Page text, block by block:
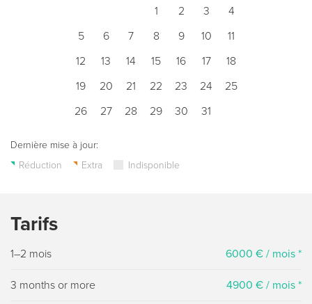
1 2 3
4
5
6 7 8 9 10
11
12
13 14 15 16 17
18
19
20 21 22 23 24
25
26
27 28 29 30 31
Dernière mise à jour:
Réduction
Extra Indisponible
Tarifs
1–2 mois 6000 € / mois *
3 months or more 4900 € / mois *